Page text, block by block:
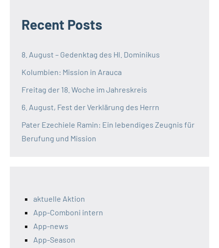
Recent Posts
8. August – Gedenktag des Hl. Dominikus
Kolumbien: Mission in Arauca
Freitag der 18. Woche im Jahreskreis
6. August, Fest der Verklärung des Herrn
Pater Ezechiele Ramin: Ein lebendiges Zeugnis für
Berufung und Mission
aktuelle Aktion
App-Comboni intern
App-news
App-Season